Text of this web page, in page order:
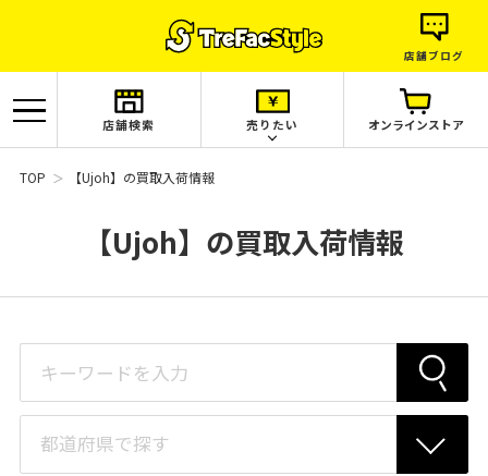
店舗ブログ
店舗検索 売りたい オンラインストア
TOP 【Ujoh】の買取入荷情報
【Ujoh】の買取入荷情報